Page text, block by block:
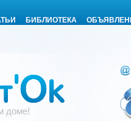
БИБЛИОТЕКА
доме!